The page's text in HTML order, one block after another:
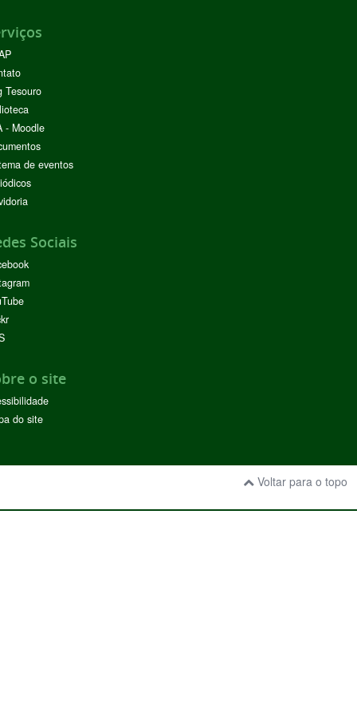
Tesouro
- Moodle
de eventos
Sociais
o site
do site
Voltar para o topo